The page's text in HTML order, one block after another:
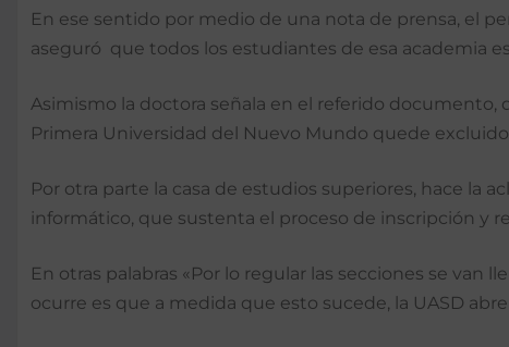
En ese sentido por medio de una nota de prensa, el
aseguró que todos los estudiantes de esa academia
Asimismo la doctora señala en el referido
Primera Universidad del Nuevo Mundo quede
Por otra parte la casa de estudios superiores, hace la
informático, que sustenta el proceso de inscripción y
En otras palabras «Por lo regular las secciones se
ocurre es que a medida que esto sucede, la UASD